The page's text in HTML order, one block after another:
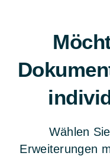
Wählen
Erweiterungen